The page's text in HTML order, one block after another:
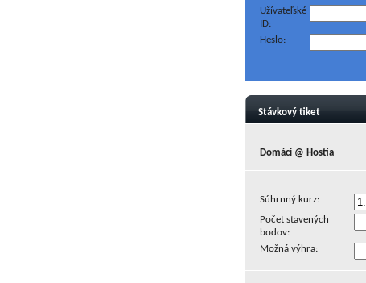
Užívateľské
ID:
Heslo:
Stávkový tiket
Domáci @ Hostia
Súhrnný kurz:
Počet stavených
bodov:
Možná výhra: